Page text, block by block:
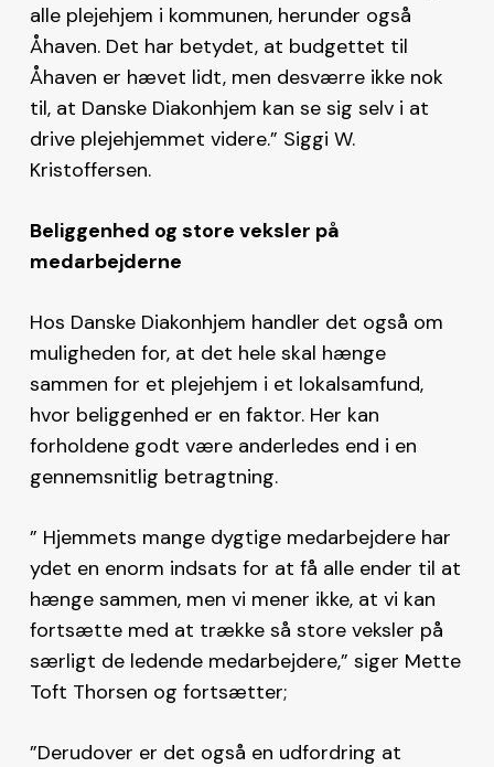
alle plejehjem i kommunen, herunder også
Åhaven. Det har betydet, at budgettet til
Åhaven er hævet lidt, men desværre ikke nok
til, at Danske Diakonhjem kan se sig selv i at
drive plejehjemmet videre.” Siggi W.
Kristoffersen.
Beliggenhed og store veksler på
medarbejderne
Hos Danske Diakonhjem handler det også om
muligheden for, at det hele skal hænge
sammen for et plejehjem i et lokalsamfund,
hvor beliggenhed er en faktor. Her kan
forholdene godt være anderledes end i en
gennemsnitlig betragtning.
” Hjemmets mange dygtige medarbejdere har
ydet en enorm indsats for at få alle ender til at
hænge sammen, men vi mener ikke, at vi kan
fortsætte med at trække så store veksler på
særligt de ledende medarbejdere,” siger Mette
Toft Thorsen og fortsætter;
”Derudover er det også en udfordring at